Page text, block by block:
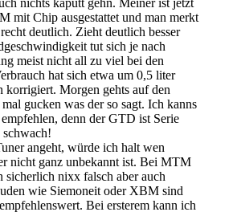
mit Chip ausgestattet und man merkt
deutlich. Zieht deutlich besser
tut sich je nach
meist nicht all zu viel bei den
hat sich etwa um 0,5 liter
korrigiert. Morgen gehts auf den
gucken was der so sagt. Ich kanns
denn der GTD ist Serie
angeht, würde ich halt wen
nicht ganz unbekannt ist. Bei MTM
sicherlich nixx falsch aber auch
wie Siemoneit oder XBM sind
Bei ersterem kann ich